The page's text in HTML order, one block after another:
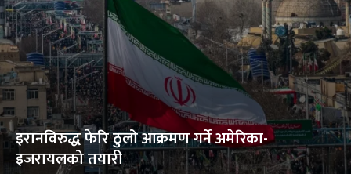
इरानविरुद्ध फेरि ठुलो आक्रमण गर्ने अमेरिका-
इजरायलको तयारी